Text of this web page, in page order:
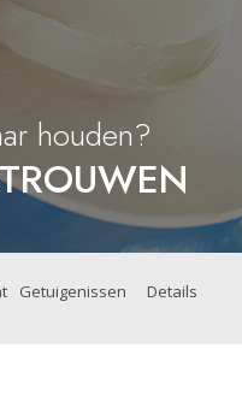
Rights
Het Huwelijk
De
Kinderen
Ethiek en
De
houden?
Getuigenissen Details